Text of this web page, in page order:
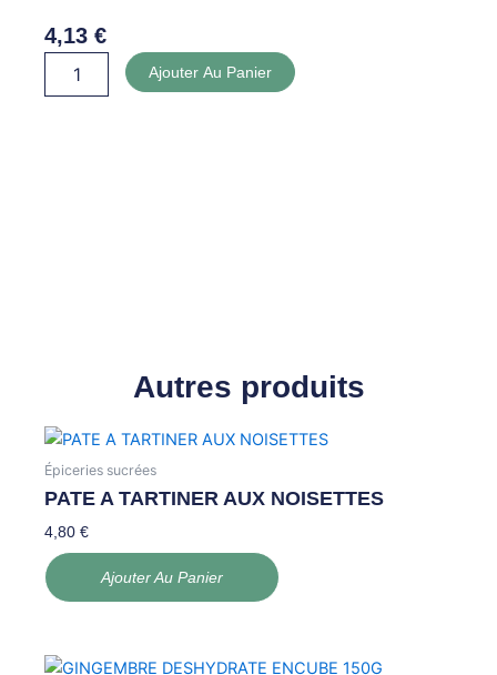
4,13€
Ajouter Au Panier
Autres produits
Épiceries sucrées
PATE A TARTINER AUX NOISETTES
4,80€
Ajouter Au Panier